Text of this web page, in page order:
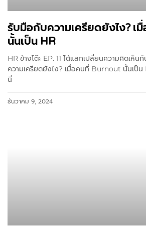
รับมือกับความเครียดยังไง? เ
นั้นเป็น HR
HR ข้างโต๊ะ EP. 11 ได้แลกเปลี่ยนความคิดเห็น
ความเครียดยังไง? เมื่อคนที่ Burnout นั้นเป็น
นี่
ธันวาคม 9, 2024